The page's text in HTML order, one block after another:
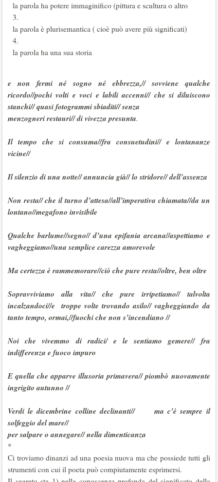
la parola ha potere immaginifico (pittura e scultura o altro
la parola è plurisemantica ( cioè può avere più significati)
la parola ha una sua storia
e non fermi né sogno né ebbrezza,// sovviene qualche
ricordo//pochi volti e voci e labili accenni// che si diluiscono
stanchi// quasi fotogrammi sbiaditi// senza
menzogneri restauri// di vivezza presunta.
Il tempo che si consuma//fra consuetudini// e lontananze
vicine//
Il silenzio di una notte// annuncia già// lo stridore// dell’assenza
Non resta// che il turno d’attesa//all’imperativa chiamata//da un
lontano//megafono invisibile
Qualche barlume//segno// d’una epifania arcana//aspettiamo e
vagheggiamo//una semplice carezza amorevole
Ma certezza è rammemorare//ciò che pure resta//oltre, ben oltre
Sopravviviamo alla vita// che pure irripetiamo// talvolta
incalzandoci//e troppe volte trovando asilo// vagheggiando da
tanto tempo, ormai,//fuochi che non s’incendiano //
Noi che vivemmo di radici/ e le sentiamo gemere// fra
indifferenza e fuoco impuro
E quella che apparve illusoria primavera// piombò nuovamente
ingrigito autunno //
Verdi le dicembrine colline declinanti// ma c’è sempre il
solfeggio del mare//
per salpare o annegare// nella dimenticanza
*
Ci troviamo dinanzi ad una poesia nuova ma che possiede tutti gli
strumenti con cui il poeta può compiutamente esprimersi.